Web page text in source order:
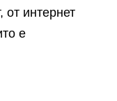
от интернет
е